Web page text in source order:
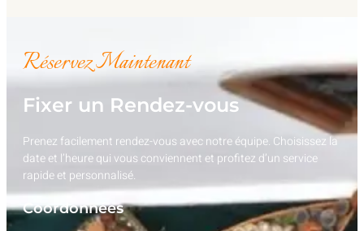
Réservez Maintenant
Fixer un Rendez-vous
Prenez facilement rendez-vous avec notre équipe. Choisissez la
date et l’heure qui vous conviennent et profitez d’un service
rapide et personnalisé.
Coordonnées